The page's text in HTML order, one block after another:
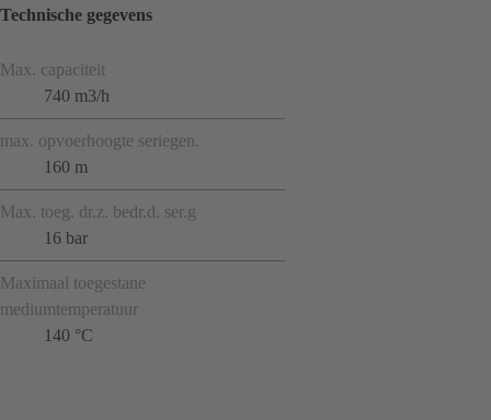
Technische gegevens
Max. capaciteit
740 m3/h
max. opvoerhoogte seriegen.
160 m
Max. toeg. dr.z. bedr.d. ser.g
16 bar
Maximaal toegestane
mediumtemperatuur
140 °C